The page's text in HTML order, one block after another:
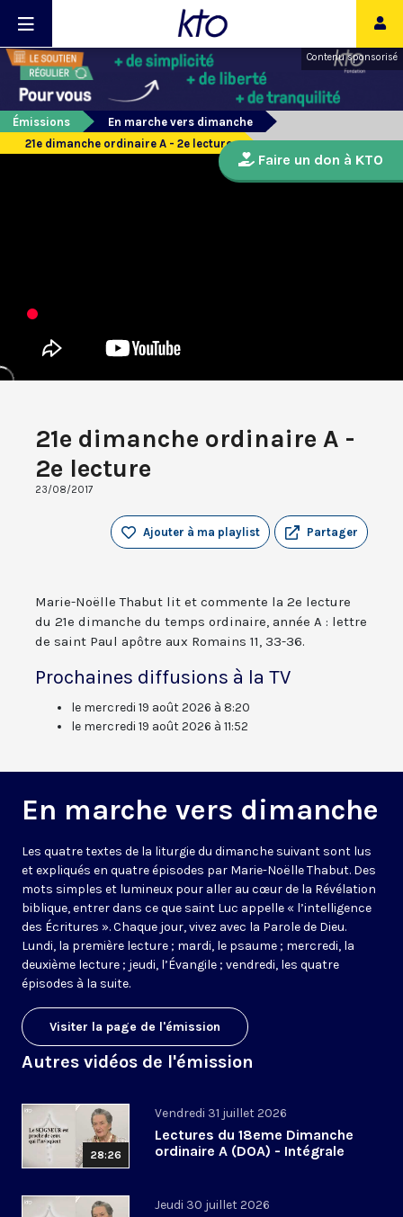
Contenu sponsorisé
Émissions
En marche vers dimanche
21e dimanche ordinaire A - 2e lecture
21e dimanche ordinaire A -
2e lecture
23/08/2017
Partager
Ajouter à ma playlist
Marie-Noëlle Thabut lit et commente la 2e lecture
du 21e dimanche du temps ordinaire, année A : lettre
de saint Paul apôtre aux Romains 11, 33-36.
Prochaines diffusions à la TV
le mercredi 19 août 2026 à 8:20
le mercredi 19 août 2026 à 11:52
En marche vers dimanche
Les quatre textes de la liturgie du dimanche suivant sont lus
et expliqués en quatre épisodes par Marie-Noëlle Thabut. Des
mots simples et lumineux pour aller au cœur de la Révélation
biblique, entrer dans ce que saint Luc appelle « l’intelligence
des Écritures ». Chaque jour, vivez avec la Parole de Dieu.
Lundi, la première lecture ; mardi, le psaume ; mercredi, la
deuxième lecture ; jeudi, l’Évangile ; vendredi, les quatre
épisodes à la suite.
Visiter la page de l'émission
Autres vidéos de l'émission
28:26
Vendredi 31 juillet 2026
Lectures du 18eme Dimanche
ordinaire A (DOA) - Intégrale
Jeudi 30 juillet 2026
Faire un don à KTO